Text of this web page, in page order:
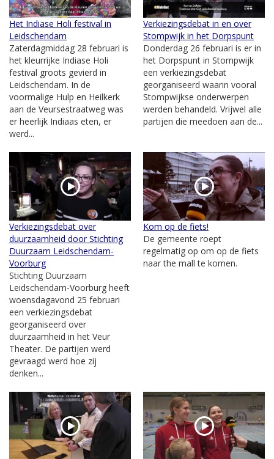
Het Indiase Holi festival in
Leidschendam
Zaterdagmiddag 28 februari is
het kleurrijke Indiase Holi
festival groots gevierd in
Leidschendam. In de
voormalige Hulp en Heilkerk
aan de Veursestraatweg was
er heerlijk Indiaas eten, er
werd...
Verkiezingsdebat in en over
Stompwijk in het Dorpspunt
Donderdag 26 februari is er in
het Dorpspunt in Stompwijk
een verkiezingsdebat
georganiseerd waarin vooral
Stompwijkse onderwerpen
werden behandeld. Vrijwel alle
partijen die meedoen aan de...
Verkiezingsdebat over
duurzaamheid door Stichting
Duurzaam Leidschendam-
Voorburg
Stichting Duurzaam
Leidschendam-Voorburg heeft
woensdagavond 25 februari
een verkiezingsdebat
georganiseerd over
duurzaamheid in het Veur
Theater. De partijen werd
gevraagd werd hoe zij
denken...
Kom op de fiets!
De gemeente roept
regelmatig op om op de fiets
naar the mall te komen.